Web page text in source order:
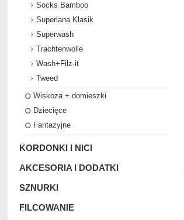
Socks Bamboo
Superlana Klasik
Superwash
Trachtenwolle
Wash+Filz-it
Tweed
Wiskoza + domieszki
Dziecięce
Fantazyjne
KORDONKI I NICI
AKCESORIA I DODATKI
SZNURKI
FILCOWANIE